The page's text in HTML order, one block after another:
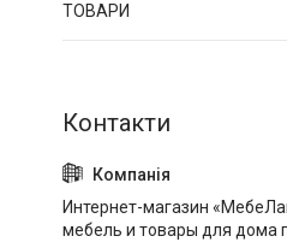
ТОВАРИ
Интернет-магазин
мебель и товары для дома